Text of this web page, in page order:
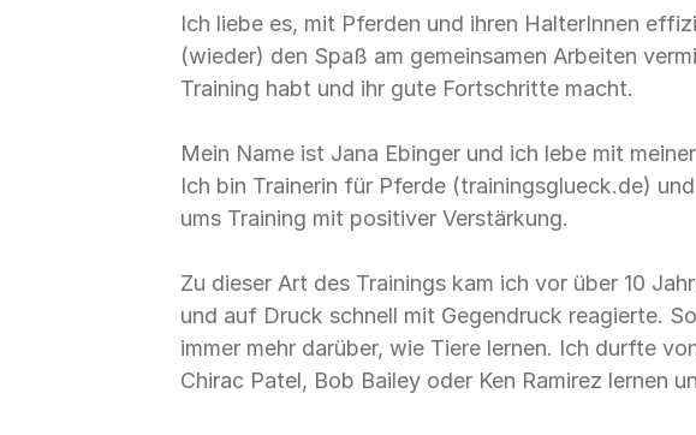
Ich liebe es, mit Pferden und ihren HalterInnen
(wieder) den Spaß am gemeinsamen Arbeiten
Training habt und ihr gute Fortschritte macht.
Mein Name ist Jana Ebinger und ich lebe mit
Ich bin Trainerin für Pferde (trainingsglueck.de)
ums Training mit positiver Verstärkung.
Zu dieser Art des Trainings kam ich vor über 10
und auf Druck schnell mit Gegendruck reagierte.
immer mehr darüber, wie Tiere lernen. Ich durfte
Chirac Patel, Bob Bailey oder Ken Ramirez lernen